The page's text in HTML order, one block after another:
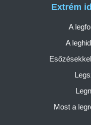
Extrém
A
A
Most a